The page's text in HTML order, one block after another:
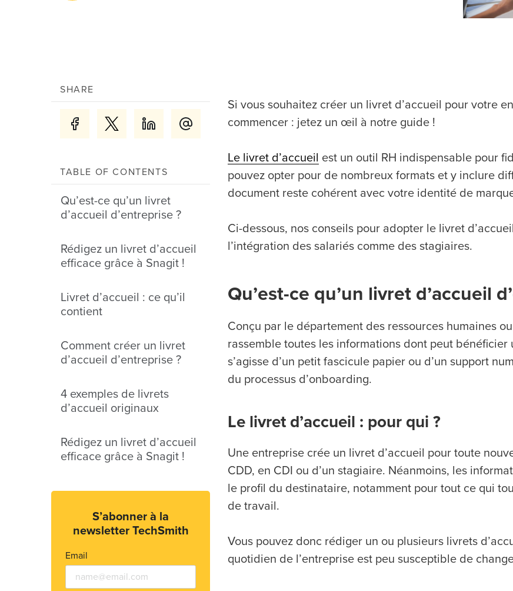
SHARE
TABLE OF CONTENTS
Qu’est-ce qu’un livret
d’accueil d’entreprise ?
Rédigez un livret d’accueil
efficace grâce à Snagit !
Livret d’accueil : ce qu’il
contient
Comment créer un livret
d’accueil d’entreprise ?
4 exemples de livrets
d’accueil originaux
Rédigez un livret d’accueil
efficace grâce à Snagit !
S’abonner à la
newsletter TechSmith
Email
Si vous souhaitez créer un livret d’accueil pour votre
commencer : jetez un œil à notre guide !
Le livret d’accueil
est un outil RH indispensable pour
pouvez opter pour de nombreux formats et y inclure
document reste cohérent avec votre identité de
Ci-dessous, nos conseils pour adopter le livret
l’intégration des salariés comme des stagiaires.
Qu’est-ce qu’un livret d’accueil
Conçu par le département des ressources humaines
rassemble toutes les informations dont peut bénéficier
s’agisse d’un petit fascicule papier ou d’un support
du processus d’onboarding.
Le livret d’accueil : pour qui ?
Une entreprise crée un livret d’accueil pour toute
CDD, en CDI ou d’un stagiaire. Néanmoins, les
le profil du destinataire, notamment pour tout ce qui
de travail.
Vous pouvez donc rédiger un ou plusieurs livrets
quotidien de l’entreprise est peu susceptible de